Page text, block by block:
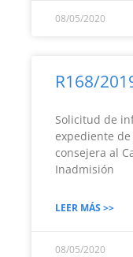
08/05/2020
R168/
Solicitud de
expediente
consejera al
Inadmisión
LEER MÁS >>
08/05/2020